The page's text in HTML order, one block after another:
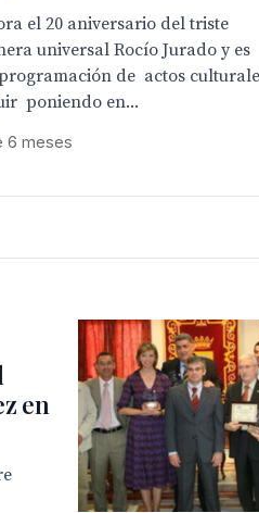
el 20 aniversario del triste
universal Rocío Jurado y es
de actos
poniendo en...
6 meses
en